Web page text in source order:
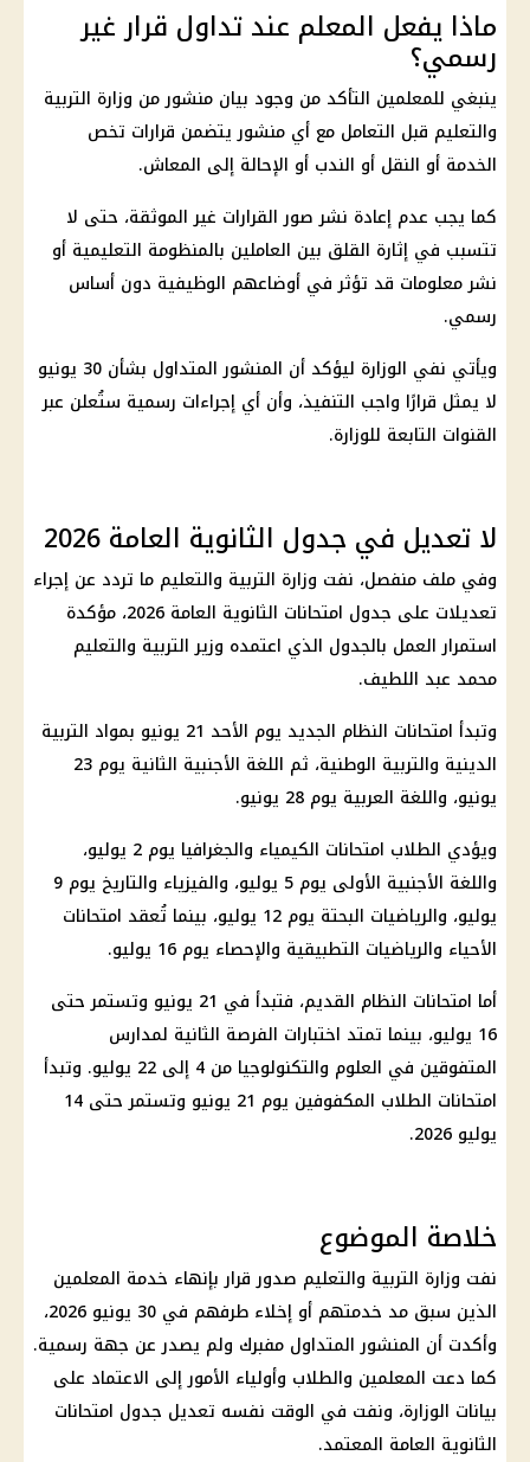
ماذا يفعل المعلم عند تداول قرار غير
رسمي؟
ينبغي للمعلمين التأكد من وجود بيان منشور من وزارة التربية
والتعليم قبل التعامل مع أي منشور يتضمن قرارات تخص
الخدمة أو النقل أو الندب أو الإحالة إلى المعاش.
كما يجب عدم إعادة نشر صور القرارات غير الموثقة، حتى لا
تتسبب في إثارة القلق بين العاملين بالمنظومة التعليمية أو
نشر معلومات قد تؤثر في أوضاعهم الوظيفية دون أساس
رسمي.
ويأتي نفي الوزارة ليؤكد أن المنشور المتداول بشأن 30 يونيو
لا يمثل قرارًا واجب التنفيذ، وأن أي إجراءات رسمية ستُعلن عبر
القنوات التابعة للوزارة.
لا تعديل في جدول الثانوية العامة 2026
وفي ملف منفصل، نفت وزارة التربية والتعليم ما تردد عن إجراء
تعديلات على جدول امتحانات الثانوية العامة 2026
، مؤكدة
استمرار العمل بالجدول الذي اعتمده وزير التربية والتعليم
محمد عبد اللطيف.
وتبدأ امتحانات النظام الجديد
يوم الأحد 21 يونيو بمواد التربية
الدينية والتربية الوطنية، ثم اللغة الأجنبية الثانية يوم 23
يونيو، واللغة العربية يوم 28 يونيو.
ويؤدي الطلاب امتحانات
الكيمياء والجغرافيا يوم 2 يوليو،
واللغة الأجنبية الأولى يوم 5 يوليو، والفيزياء والتاريخ يوم 9
يوليو، والرياضيات البحتة يوم 12 يوليو، بينما تُعقد امتحانات
الأحياء والرياضيات التطبيقية والإحصاء يوم 16 يوليو.
أما امتحانات النظام القديم
، فتبدأ في 21 يونيو وتستمر حتى
16 يوليو، بينما تمتد اختبارات الفرصة الثانية لمدارس
المتفوقين في العلوم والتكنولوجيا من 4 إلى 22 يوليو. وتبدأ
امتحانات الطلاب المكفوفين يوم 21 يونيو وتستمر حتى 14
يوليو 2026
.
خلاصة الموضوع
نفت وزارة التربية والتعليم صدور قرار بإنهاء خدمة المعلمين
الذين سبق مد خدمتهم أو إخلاء طرفهم في 30 يونيو 2026،
وأكدت أن المنشور المتداول مفبرك ولم يصدر عن جهة رسمية.
كما دعت المعلمين والطلاب وأولياء الأمور إلى الاعتماد على
بيانات الوزارة، ونفت في الوقت نفسه تعديل جدول امتحانات
الثانوية العامة المعتمد.